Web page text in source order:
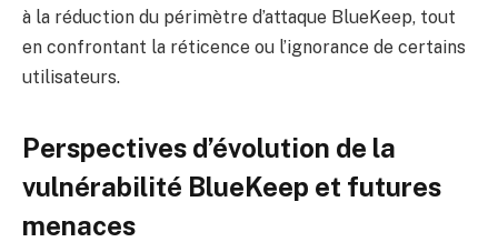
à la réduction du périmètre d’attaque BlueKeep, tout
en confrontant la réticence ou l’ignorance de certains
utilisateurs.
Perspectives d’évolution de la
vulnérabilité BlueKeep et futures
menaces